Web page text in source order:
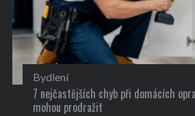
Bydlení
7 nejčastějších chyb při domácích
mohou prodražit